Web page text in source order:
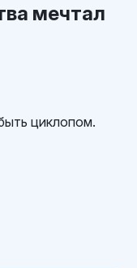
мечтал
циклопом.